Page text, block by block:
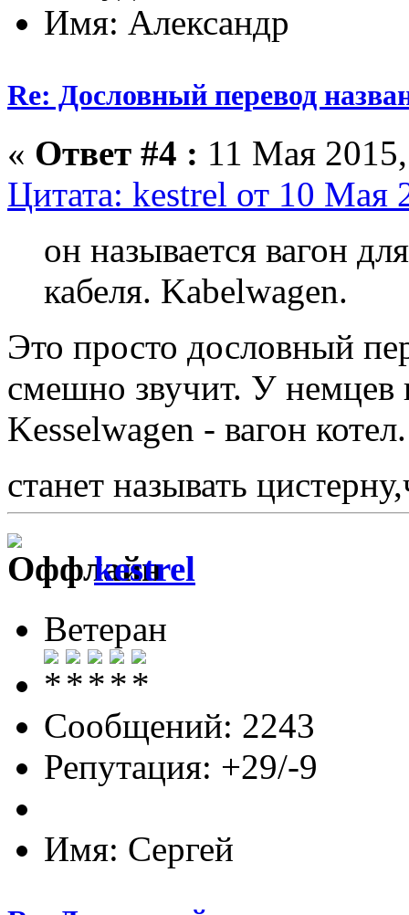
Имя: Александр
Re: Дословный перевод
« Ответ #4 : 11 Мая
Цитата: kestrel от 10 Мая
он называется вагон
кабеля. Kabelwagen.
Это просто дословный
смешно звучит. У немцев
Kesselwagen - вагон
станет называть
kestrel
Ветеран
Сообщений: 2243
Репутация: +29/-9
Имя: Сергей